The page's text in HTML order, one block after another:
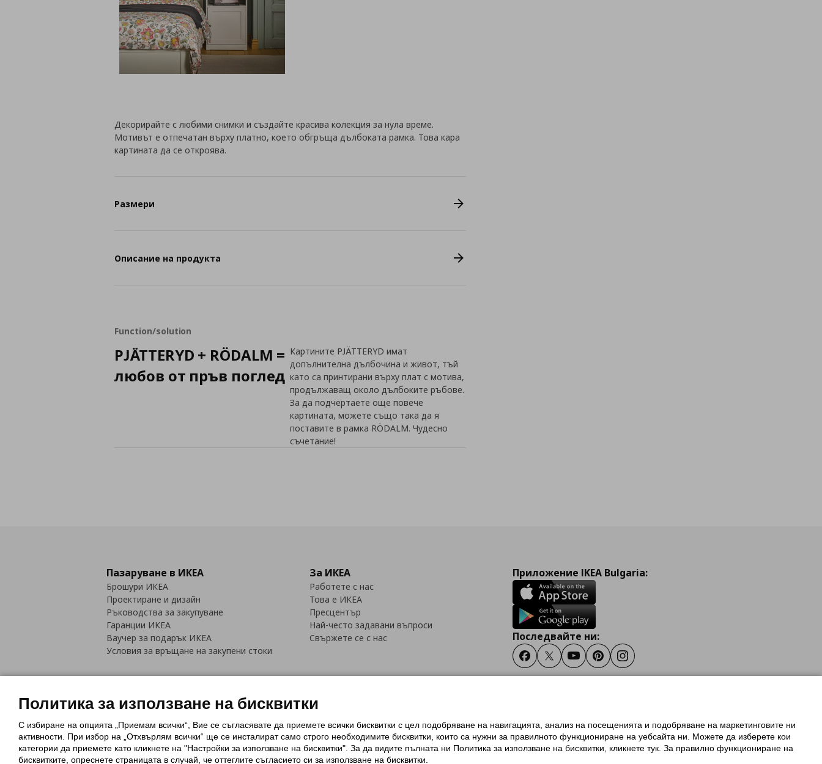
Декорирайте с любими снимки и създайте красива колекция за нула време.
Мотивът е отпечатан върху платно, което обгръща дълбоката рамка. Това кара
картината да се откроява.
Размери
Описание на продукта
Function/solution
PJÄTTERYD + RÖDALM =
любов от пръв поглед
Картините PJÄTTERYD имат
допълнителна дълбочина и живот, тъй
като са принтирани върху плат с мотива,
продължаващ около дълбоките ръбове.
За да подчертаете още повече
картината, можете също така да я
поставите в рамка RÖDALM. Чудесно
съчетание!
Пазаруване в ИКЕА
Брошури ИКЕА
Проектиране и дизайн
Ръководства за закупуване
Гаранции ИКЕА
Ваучер за подарък ИКЕА
Условия за връщане на закупени стоки
За ИКЕА
Работете с нас
Това е ИКЕА
Пресцентър
Най-често задавани въпроси
Свържете се с нас
Приложение IKEA Bulgaria:
Последвайте ни:
FacebookTwitterYoutubePinterestInstagram
Политика за използване на бисквитки (Cookies)Избор на настройки за използване на бисквиткиУсловия за ползване на ikea.bg
Обща политика за личните данни
Политика за защита на личните данни на ikea.bg
Общи условия на програма IKEA Family
Политика за защита на лични данни на програма IKEA Family
Политика за използване на бисквитки
С избиране на опцията „Приемам всички“, Вие се съгласявате да приемете всички бисквитки с цел подобряване на навигацията, анализ на посещенията и подобряване на маркетинговите ни
активности. При избор на „Отхвърлям всички“ ще се инсталират само строго необходимитe бисквитки, които са нужни за правилното функциониране на уебсайта ни. Можете да изберете кои
категории да приемете като кликнете на "Настройки за използване на бисквитки". За да видите пълната ни Политика за използване на бисквитки, кликнете тук. За правилно функциониране на
бисквитките, опреснете страницата в случай, че оттеглите съгласието си за използване на бисквитки.